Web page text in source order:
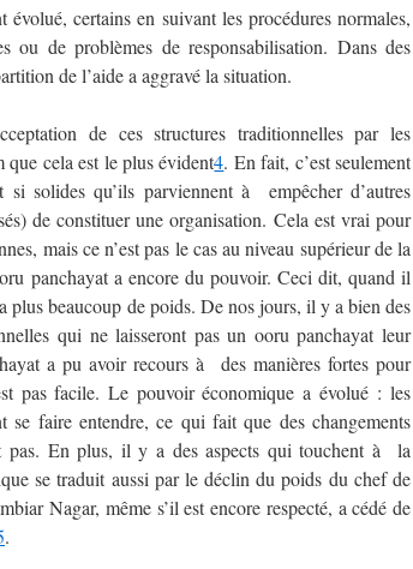
évolué, certains en suivant les procédures normales,
ou de problèmes de responsabilisation. Dans des
de l’aide a aggravé la situation.
de ces structures traditionnelles par les
que cela est le plus évident4. En fait, c’est seulement
si solides qu’ils parviennent à empêcher d’autres
de constituer une organisation. Cela est vrai pour
mais ce n’est pas le cas au niveau supérieur de la
panchayata encore du pouvoir. Ceci dit, quand il
plus beaucoup de poids. De nos jours, il y a bien des
qui ne laisseront pas un ooru panchayatleur
a pu avoir recours à des manières fortes pour
pas facile. Le pouvoir économique a évolué : les
se faire entendre, ce qui fait que des changements
pas. En plus, il y a des aspects qui touchent à la
se traduit aussi par le déclin du poids du chef de
Nagar, même s’il est encore respecté, a cédé de
.